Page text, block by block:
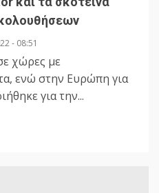
- 08:51
χώρες με
ενώ στην Ευρώπη για
για την...